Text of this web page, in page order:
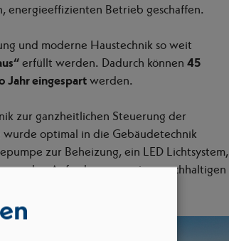
energieeffizienten Betrieb geschaffen.
und moderne Haustechnik so weit
erfüllt werden. Dadurch können 45
Jahr eingespartwerden.
zur ganzheitlichen Steuerung der
wurde optimal in die Gebäudetechnik
zur Beheizung, ein LED Lichtsystem,
um den Anforderungen einer nachhaltigen